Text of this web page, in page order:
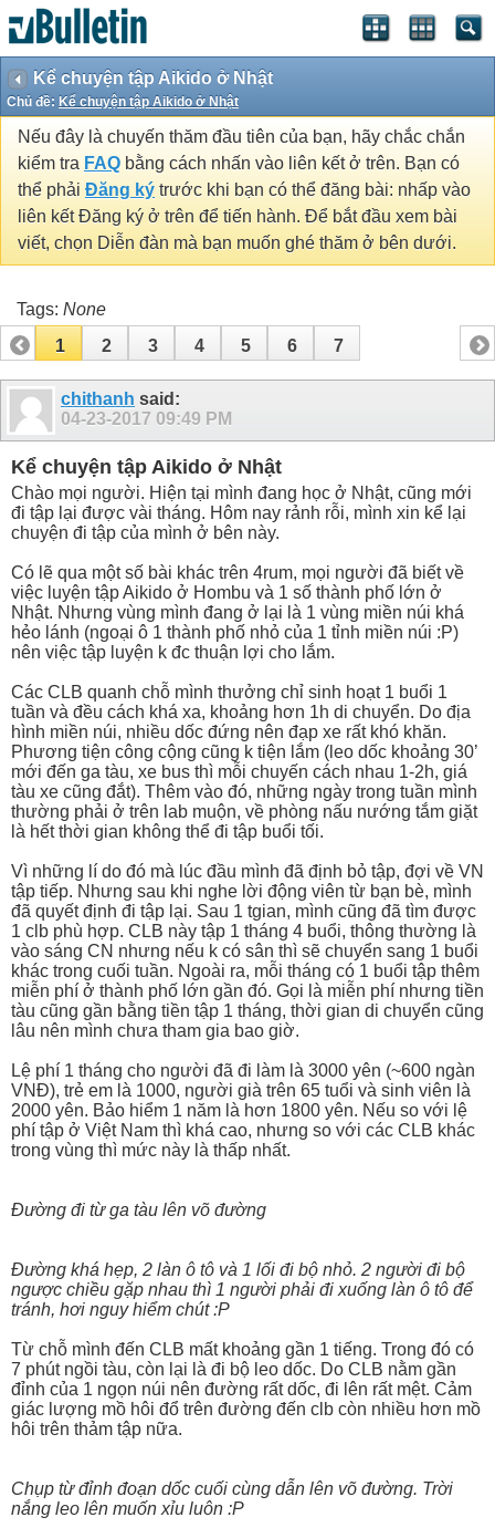
Kể chuyện tập Aikido ở Nhật
Chủ đề: Kể chuyện tập Aikido ở Nhật
Nếu đây là chuyến thăm đầu tiên của bạn, hãy chắc chắn
kiểm tra FAQ bằng cách nhấn vào liên kết ở trên. Bạn có
thể phải Đăng ký trước khi bạn có thể đăng bài: nhấp vào
liên kết Đăng ký ở trên để tiến hành. Để bắt đầu xem bài
viết, chọn Diễn đàn mà bạn muốn ghé thăm ở bên dưới.
Tags: None
1
2 3 4 5 6 7
chithanh said:
04-23-2017 09:49 PM
Kể chuyện tập Aikido ở Nhật
Chào mọi người. Hiện tại mình đang học ở Nhật, cũng mới
đi tập lại được vài tháng. Hôm nay rảnh rỗi, mình xin kể lại
chuyện đi tập của mình ở bên này.
Có lẽ qua một số bài khác trên 4rum, mọi người đã biết về
việc luyện tập Aikido ở Hombu và 1 số thành phố lớn ở
Nhật. Nhưng vùng mình đang ở lại là 1 vùng miền núi khá
hẻo lánh (ngoại ô 1 thành phố nhỏ của 1 tỉnh miền núi :P)
nên việc tập luyện k đc thuận lợi cho lắm.
Các CLB quanh chỗ mình thưởng chỉ sinh hoạt 1 buổi 1
tuần và đều cách khá xa, khoảng hơn 1h di chuyển. Do địa
hình miền núi, nhiều dốc đứng nên đạp xe rất khó khăn.
Phương tiện công cộng cũng k tiện lắm (leo dốc khoảng 30’
mới đến ga tàu, xe bus thì mỗi chuyến cách nhau 1-2h, giá
tàu xe cũng đắt). Thêm vào đó, những ngày trong tuần mình
thường phải ở trên lab muộn, về phòng nấu nướng tắm giặt
là hết thời gian không thể đi tập buổi tối.
Vì những lí do đó mà lúc đầu mình đã định bỏ tập, đợi về VN
tập tiếp. Nhưng sau khi nghe lời động viên từ bạn bè, mình
đã quyết định đi tập lại. Sau 1 tgian, mình cũng đã tìm được
1 clb phù hợp. CLB này tập 1 tháng 4 buổi, thông thường là
vào sáng CN nhưng nếu k có sân thì sẽ chuyển sang 1 buổi
khác trong cuối tuần. Ngoài ra, mỗi tháng có 1 buổi tập thêm
miễn phí ở thành phố lớn gần đó. Gọi là miễn phí nhưng tiền
tàu cũng gần bằng tiền tập 1 tháng, thời gian di chuyển cũng
lâu nên mình chưa tham gia bao giờ.
Lệ phí 1 tháng cho người đã đi làm là 3000 yên (~600 ngàn
VNĐ), trẻ em là 1000, người già trên 65 tuổi và sinh viên là
2000 yên. Bảo hiểm 1 năm là hơn 1800 yên. Nếu so với lệ
phí tập ở Việt Nam thì khá cao, nhưng so với các CLB khác
trong vùng thì mức này là thấp nhất.
Đường đi từ ga tàu lên võ đường
Đường khá hẹp, 2 làn ô tô và 1 lối đi bộ nhỏ. 2 người đi bộ
ngược chiều gặp nhau thì 1 người phải đi xuống làn ô tô để
tránh, hơi nguy hiểm chút :P
Từ chỗ mình đến CLB mất khoảng gần 1 tiếng. Trong đó có
7 phút ngồi tàu, còn lại là đi bộ leo dốc. Do CLB nằm gần
đỉnh của 1 ngọn núi nên đường rất dốc, đi lên rất mệt. Cảm
giác lượng mồ hôi đổ trên đường đến clb còn nhiều hơn mồ
hôi trên thảm tập nữa.
Chụp từ đỉnh đoạn dốc cuối cùng dẫn lên võ đường. Trời
nắng leo lên muốn xỉu luôn :P